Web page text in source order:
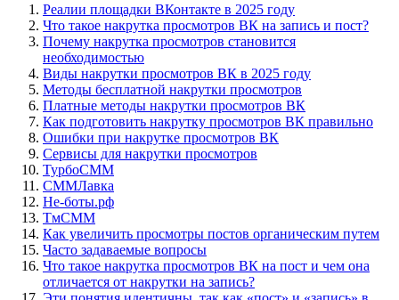
Реалии площадки ВКонтакте в 2025 году
Что такое накрутка просмотров ВК на запись и пост?
Почему накрутка просмотров становится
необходимостью
Виды накрутки просмотров ВК в 2025 году
Методы бесплатной накрутки просмотров
Платные методы накрутки просмотров ВК
Как подготовить накрутку просмотров ВК правильно
Ошибки при накрутке просмотров ВК
Сервисы для накрутки просмотров
ТурбоСММ
СММЛавка
Не-боты.рф
ТмСММ
Как увеличить просмотры постов органическим путем
Часто задаваемые вопросы
Что такое накрутка просмотров ВК на пост и чем она
отличается от накрутки на запись?